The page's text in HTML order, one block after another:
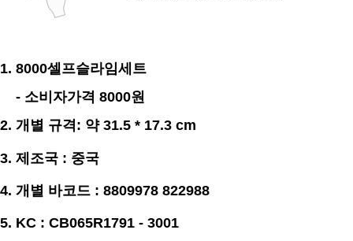
1. 8000셀프슬라임세트
- 소비자가격 8000원
2. 개별 규격: 약 31.5 * 17.3 cm
3. 제조국 : 중국
4. 개별 바코드 : 8809978 822988
5. KC : CB065R1791 - 3001